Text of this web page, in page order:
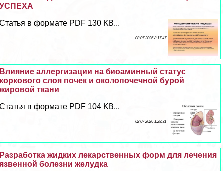
УСПЕХА
Статья в формате PDF 130 KB...
03 07 2026 8:17:47
Влияние аллергизации на биоаминный статус
коркового слоя почек и околопочечной бурой
жировой ткани
Статья в формате PDF 104 KB...
02 07 2026 1:28:31
Разработка жидких лекарственных форм для лечения
язвенной болезни желудка